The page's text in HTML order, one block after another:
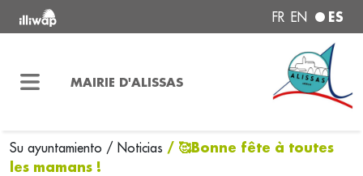
FR EN ES
MAIRIE D'ALISSAS
Su ayuntamiento / Noticias / 🥰Bonne fête à toutes
les mamans !